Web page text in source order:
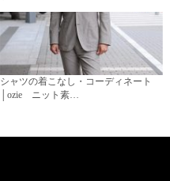
シャツの着こなし・コーディネート
│ozie ニット素…